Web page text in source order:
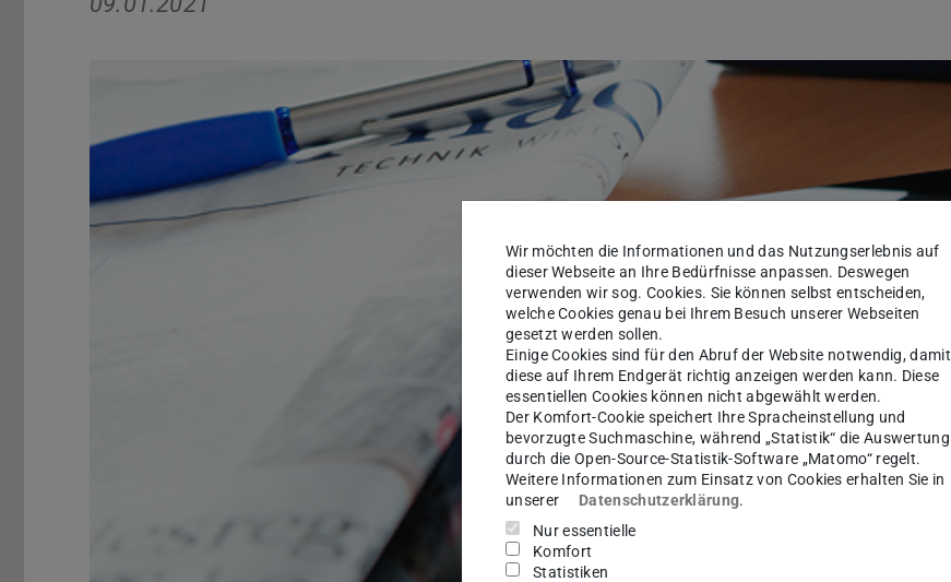
Wir möchten die Informationen und das Nutzungserlebnis auf
dieser Webseite an Ihre Bedürfnisse anpassen. Deswegen
verwenden wir sog. Cookies. Sie können selbst entscheiden,
welche Cookies genau bei Ihrem Besuch unserer Webseiten
gesetzt werden sollen.
Einige Cookies sind für den Abruf der Website notwendig, damit
diese auf Ihrem Endgerät richtig anzeigen werden kann. Diese
essentiellen Cookies können nicht abgewählt werden.
Der Komfort-Cookie speichert Ihre Spracheinstellung und
bevorzugte Suchmaschine, während „Statistik“ die Auswertung
durch die Open-Source-Statistik-Software „Matomo“ regelt.
Weitere Informationen zum Einsatz von Cookies erhalten Sie in
unserer
Datenschutzerklärung.
Nur essentielle
Komfort
Statistiken